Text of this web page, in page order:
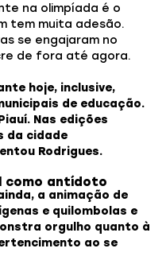
na olimpíada é o
tem muita adesão.
se engajaram no
de fora até agora.
hoje, inclusive,
de educação.
Nas edições
da cidade
Rodrigues.
como antídoto
a animação de
e quilombolas e
orgulho quanto à
ao se